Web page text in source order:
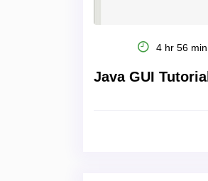
4 hr 56 min
Java GUI Tutorial